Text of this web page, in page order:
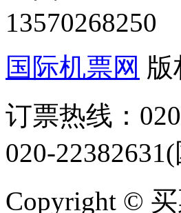
13570268250
国际机票网
订票热线：
020-
Copyright © 买